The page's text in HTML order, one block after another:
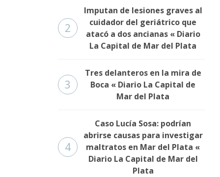
2
Imputan de lesiones graves al
cuidador del geriátrico que
atacó a dos ancianas « Diario
La Capital de Mar del Plata
3
Tres delanteros en la mira de
Boca « Diario La Capital de
Mar del Plata
4
Caso Lucía Sosa: podrían
abrirse causas para investigar
maltratos en Mar del Plata «
Diario La Capital de Mar del
Plata